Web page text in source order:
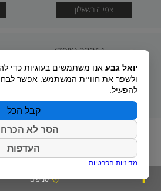
צפייה בשאלון
22261 (70%)
צפייה בשאלון
סניפים
יואל גבע אנו משתמשים בעוגיות כדי
ולשפר את חוויית המשתמש. אפשר לבחור
להפעיל.
קבל הכל
הסר לא
העדפות
מדיניות הפרטיות